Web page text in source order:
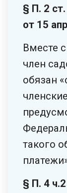
§ П. 2
от 15
Вместе
член
обязан
такого
§ П. 4